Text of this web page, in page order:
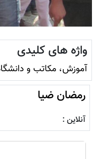
واژه های کلیدی
آموزش، مکاتب و
رمضان ضیا
آنلاین :